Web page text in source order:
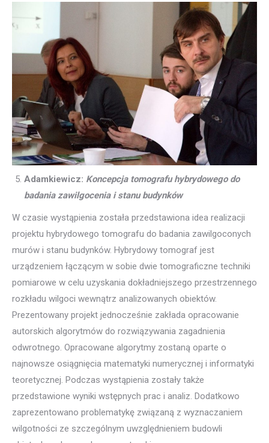
Adamkiewicz: Koncepcja tomografu hybrydowego do
badania zawilgocenia i stanu budynków
W czasie wystąpienia została przedstawiona idea realizacji
projektu hybrydowego tomografu do badania zawilgoconych
murów i stanu budynków. Hybrydowy tomograf jest
urządzeniem łączącym w sobie dwie tomograficzne techniki
pomiarowe w celu uzyskania dokładniejszego przestrzennego
rozkładu wilgoci wewnątrz analizowanych obiektów.
Prezentowany projekt jednocześnie zakłada opracowanie
autorskich algorytmów do rozwiązywania zagadnienia
odwrotnego. Opracowane algorytmy zostaną oparte o
najnowsze osiągnięcia matematyki numerycznej i informatyki
teoretycznej. Podczas wystąpienia zostały także
przedstawione wyniki wstępnych prac i analiz. Dodatkowo
zaprezentowano problematykę związaną z wyznaczaniem
wilgotności ze szczególnym uwzględnieniem budowli